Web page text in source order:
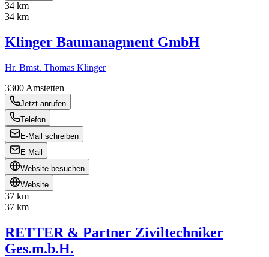
34 km
34 km
Klinger Baumanagment GmbH
Hr. Bmst. Thomas Klinger
3300 Amstetten
Jetzt anrufen
Telefon
E-Mail schreiben
E-Mail
Website besuchen
Website
37 km
37 km
RETTER & Partner Ziviltechniker
Ges.m.b.H.